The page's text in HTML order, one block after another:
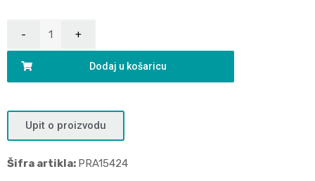
Dodaj u košaricu
Upit o proizvodu
Šifra artikla: PRA15424